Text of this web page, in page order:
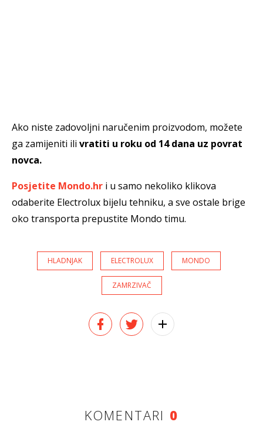
Ako niste zadovoljni naručenim proizvodom, možete
ga zamijeniti ili vratiti u roku od 14 dana uz povrat
novca.
Posjetite Mondo.hr i u samo nekoliko klikova
odaberite Electrolux bijelu tehniku, a sve ostale brige
oko transporta prepustite Mondo timu.
HLADNJAK ELECTROLUX MONDO
ZAMRZIVAČ
KOMENTARI 0